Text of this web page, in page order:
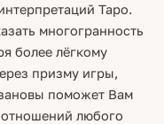
Таро.
многогранность
более лёгкому
призму игры,
поможет Вам
любого